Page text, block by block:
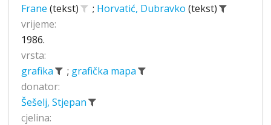
Frane (tekst) ; Horvatić, Dubravko (tekst)
vrijeme:
1986.
vrsta:
grafika
; grafička mapa
donator:
Šešelj, Stjepan
cjelina: